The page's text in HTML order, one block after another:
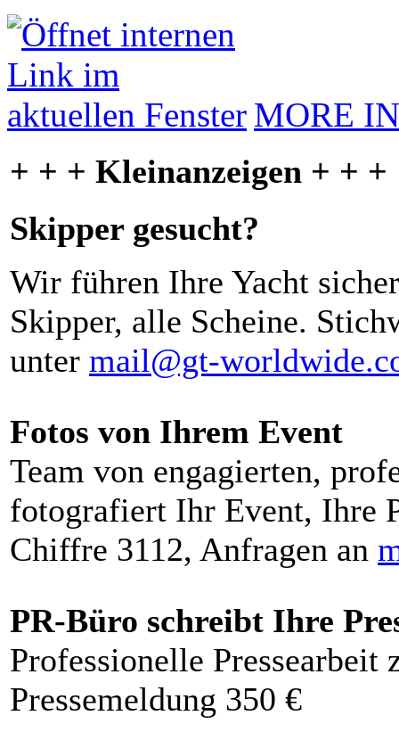
MORE
+ + + Kleinanzeigen + + +
Skipper gesucht?
Wir führen Ihre Yacht
Skipper, alle Scheine.
unter mail@gt-
Fotos von Ihrem Event
Team von engagierten,
fotografiert Ihr Event, Ihre
Chiffre 3112, Anfragen an
PR-Büro schreibt Ihre
Professionelle Pressearbeit
Pressemeldung 350 €